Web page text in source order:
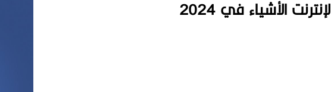
الأشياء في 2024